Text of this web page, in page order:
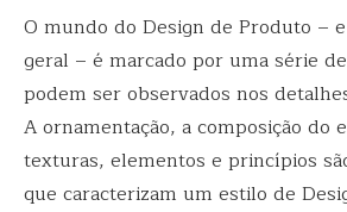
O mundo do Design de Produto –
geral – é marcado por uma série
podem ser observados nos
A ornamentação, a composição do
texturas, elementos e princípios
que caracterizam um estilo de